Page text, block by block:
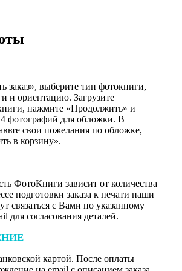
заказ», выберите тип фотокниги,
и ориентацию. Загрузите
нажмите «Продолжить» и
4 фотографий для обложки. В
свои пожелания по обложке,
в корзину».
ФотоКниги зависит от количества
подготовки заказа к печати наши
связаться с Вами по указанному
для согласования деталей.
картой. После оплаты